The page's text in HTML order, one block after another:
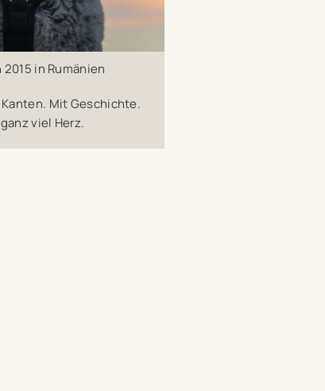
in Rumänien
Mit Geschichte.
viel Herz.